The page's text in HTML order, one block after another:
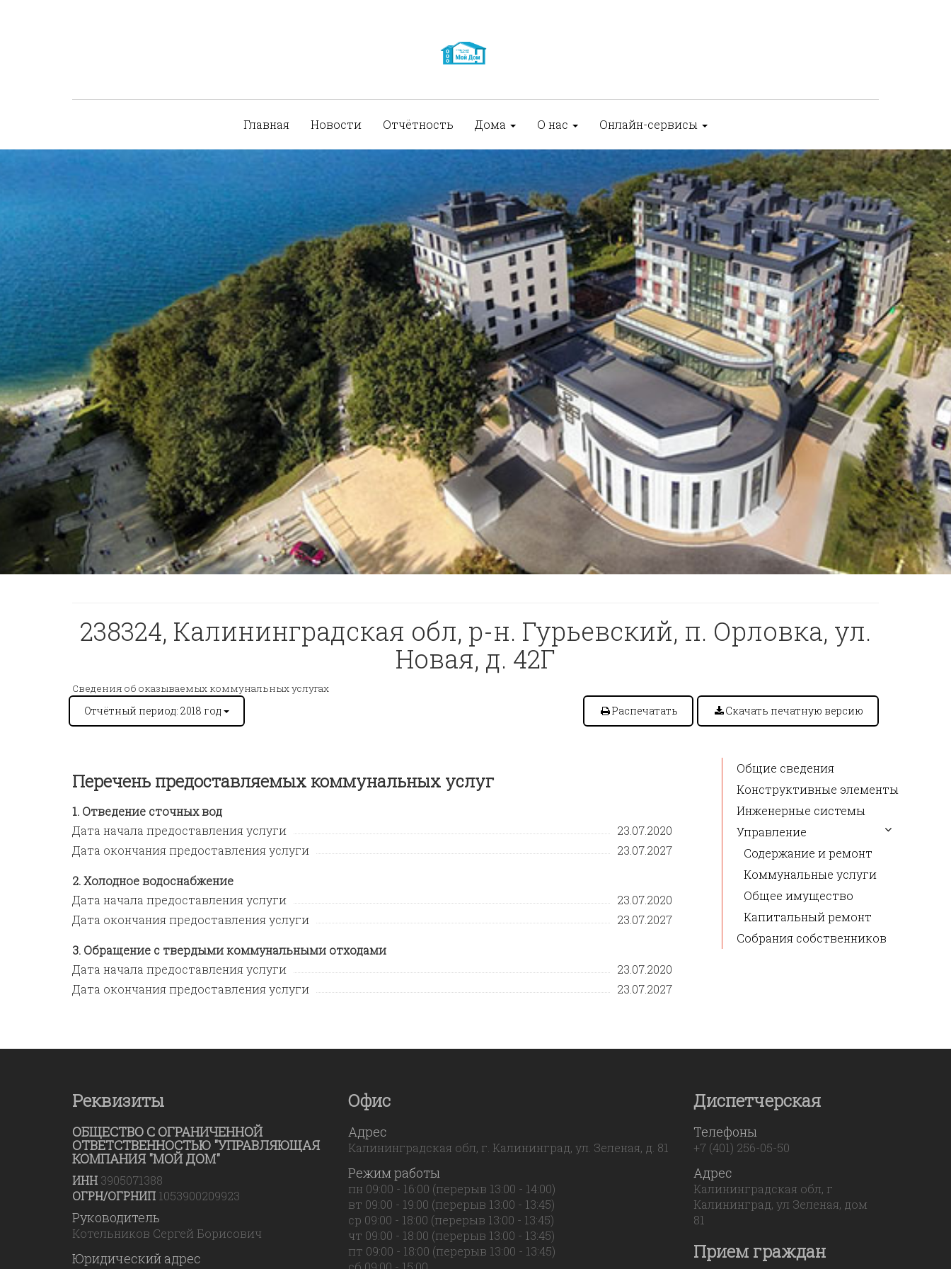
Главная Новости Отчётность Дома О нас Онлайн-сервисы
238324, Калининградская обл, р-н. Гурьевский, п. Орловка, ул.
Новая, д. 42Г
Сведения об оказываемых коммунальных услугах
Отчётный период: 2018 год Распечатать Скачать печатную версию
Перечень предоставляемых коммунальных услуг
Отведение сточных вод
Дата начала предоставления услуги
23.07.2020
Дата окончания предоставления услуги
23.07.2027
Холодное водоснабжение
Дата начала предоставления услуги
23.07.2020
Дата окончания предоставления услуги
23.07.2027
Обращение с твердыми коммунальными отходами
Дата начала предоставления услуги
23.07.2020
Дата окончания предоставления услуги
23.07.2027
Общие сведения
Конструктивные элементы
Инженерные системы
Управление
Содержание и ремонт
Коммунальные услуги
Общее имущество
Капитальный ремонт
Собрания собственников
Реквизиты
ОБЩЕСТВО С ОГРАНИЧЕННОЙ
ОТВЕТСТВЕННОСТЬЮ "УПРАВЛЯЮЩАЯ
КОМПАНИЯ "МОЙ ДОМ"
ИНН 3905071388
ОГРН/ОГРНИП 1053900209923
Руководитель
Котельников Сергей Борисович
Юридический адрес
Офис
Адрес
Калининградская обл, г. Калининград, ул. Зеленая, д. 81
Режим работы
пн 09:00 - 16:00 (перерыв 13:00 - 14:00)
вт 09:00 - 19:00 (перерыв 13:00 - 13:45)
ср 09:00 - 18:00 (перерыв 13:00 - 13:45)
чт 09:00 - 18:00 (перерыв 13:00 - 13:45)
пт 09:00 - 18:00 (перерыв 13:00 - 13:45)
Диспетчерская
Телефоны
+7 (401) 256-05-50
Адрес
Калининградская обл, г
Калининград, ул Зеленая, дом
81
Прием граждан